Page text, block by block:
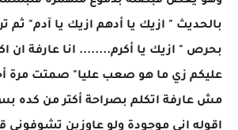
بالحديث " ازيك يا أدهم ازيك يا آدم" ثم
بحرص " ازيك يا أكرم........ انا عارفة
عليكم زي ما هو صعب عليا" صمتت مرة
مش عارفة اتكلم بصراحة أكتر من كده
اقوله اني موجودة ولو عاوزين تشوفوني